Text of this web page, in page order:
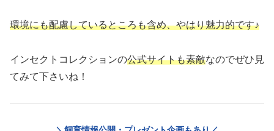
環境にも配慮しているところも含め、やはり魅力的です♪
インセクトコレクションの公式サイトも素敵なのでぜひ見
てみて下さいね！